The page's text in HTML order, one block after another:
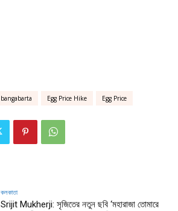
bangabarta Egg Price Hike Egg Price
কলকাতা
Srijit Mukherji: সৃজিতের নতুন ছবি ‘মহারাজা তোমারে